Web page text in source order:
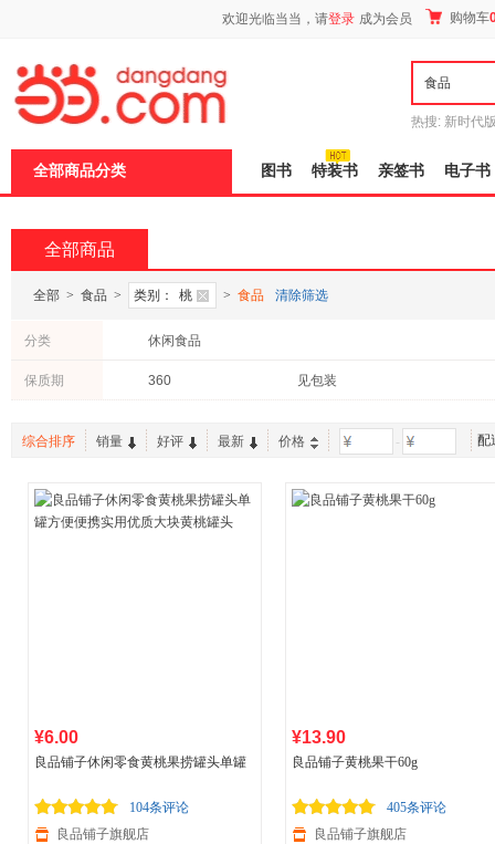
欢迎光临当当，请登录 成为会员 购物车
热搜: 新时代
全部商品分类 图书 特装书 亲签书 电子书
全部商品
全部 > 食品 > 类别： 桃 > 食品 清除筛选
分类 休闲食品
保质期 360 见包装
综合排序 销量 好评 最新 价格 - 配
¥6.00
良品铺子休闲零食黄桃果捞罐头单罐
104条评论
良品铺子旗舰店
¥13.90
良品铺子黄桃果干60g
405条评论
良品铺子旗舰店
页
加